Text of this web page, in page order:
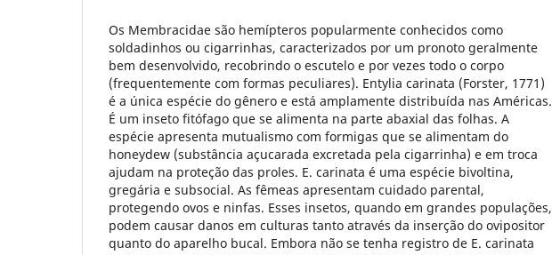
Os Membracidae são hemípteros popularmente conhecidos como
soldadinhos ou cigarrinhas, caracterizados por um pronoto geralmente
bem desenvolvido, recobrindo o escutelo e por vezes todo o corpo
(frequentemente com formas peculiares). Entylia carinata (Forster, 1771)
é a única espécie do gênero e está amplamente distribuída nas Américas.
É um inseto fitófago que se alimenta na parte abaxial das folhas. A
espécie apresenta mutualismo com formigas que se alimentam do
honeydew (substância açucarada excretada pela cigarrinha) e em troca
ajudam na proteção das proles. E. carinata é uma espécie bivoltina,
gregária e subsocial. As fêmeas apresentam cuidado parental,
protegendo ovos e ninfas. Esses insetos, quando em grandes populações,
podem causar danos em culturas tanto através da inserção do ovipositor
quanto do aparelho bucal. Embora não se tenha registro de E. carinata